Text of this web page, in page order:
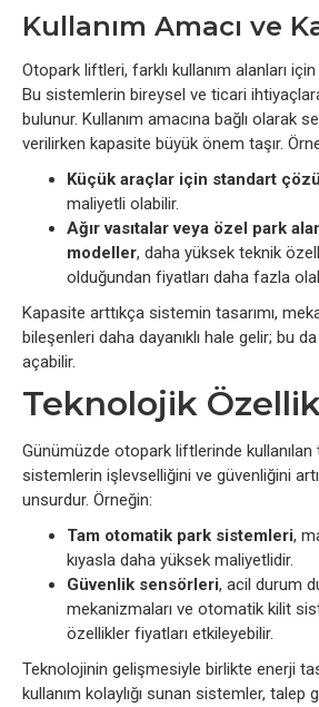
Kullanım Amacı ve
Otopark liftleri, farklı kullanım alanları
Bu sistemlerin bireysel ve ticari
bulunur. Kullanım amacına bağlı olarak
verilirken kapasite büyük önem taşır.
Küçük araçlar için standart
maliyetli olabilir.
Ağır vasıtalar veya özel park
modeller, daha yüksek teknik
olduğundan fiyatları daha fazla
Kapasite arttıkça sistemin tasarımı,
bileşenleri daha dayanıklı hale gelir; bu
açabilir.
Teknolojik
Günümüzde otopark liftlerinde kullanılan
sistemlerin işlevselliğini ve güvenliğini
unsurdur. Örneğin:
Tam otomatik park sistemleri,
kıyasla daha yüksek maliyetlidir.
Güvenlik sensörleri, acil durum
mekanizmaları ve otomatik kilit
özellikler fiyatları etkileyebilir.
Teknolojinin gelişmesiyle birlikte enerji
kullanım kolaylığı sunan sistemler, talep